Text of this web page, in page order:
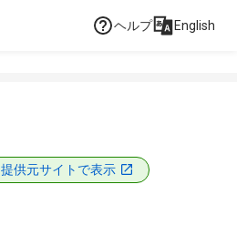
ヘルプ English
提供元サイトで表示